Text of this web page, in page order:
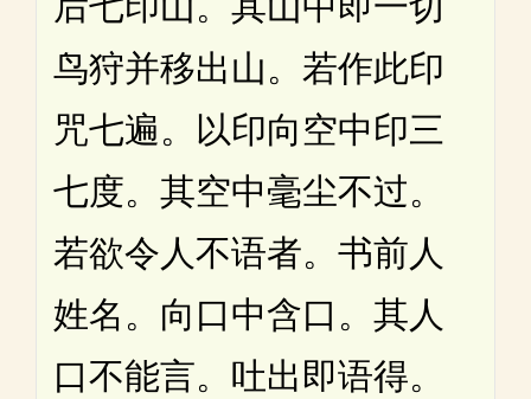
鸟狩并移出山。若作此印
咒七遍。以印向空中印三
七度。其空中毫尘不过。
若欲令人不语者。书前人
姓名。向口中含口。其人
口不能言。吐出即语得。